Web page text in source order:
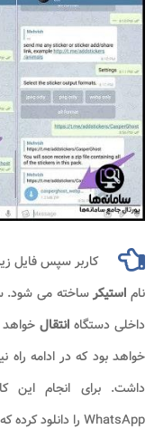
کاربر سپس فایل
نام استیکر
داخلی دستگاهانتقال
خواهد بود که در ادامه راه
WhatsApp را دانلود کرده که لینک آن در زیر قرار داده شده است.